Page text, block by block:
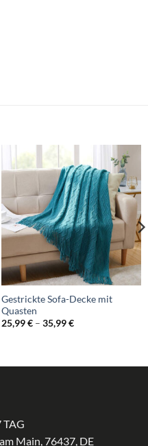
Gestrickte Sofa-Decke mit
Quasten
25,99€ – 35,99€Preisspanne:
TAG
Main, 76437, DE